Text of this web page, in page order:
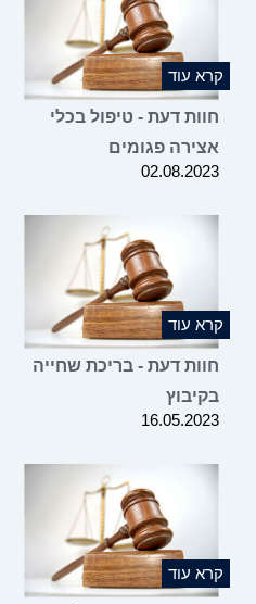
קרא עוד
חוות דעת - טיפול בכלי
אצירה פגומים
02.08.2023
קרא עוד
חוות דעת - בריכת שחייה
בקיבוץ
16.05.2023
קרא עוד